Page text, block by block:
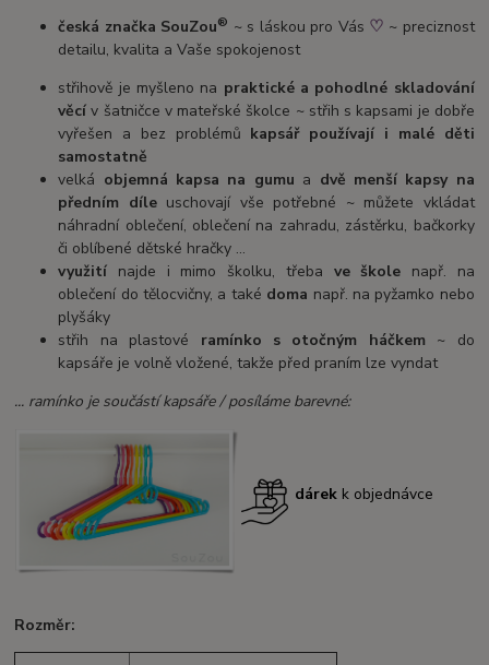
česká značka SouZou® ~ s láskou pro Vás ♡ ~ preciznost
detailu, kvalita a Vaše spokojenost
střihově je myšleno na praktické a pohodlné skladování
věcív šatničce v mateřské školce ~ střih s kapsami je dobře
vyřešen a bez problémů kapsář používají i malé děti
samostatně
velká objemná kapsa na gumu a dvě menší kapsy na
předním díle uschovají vše potřebné ~ můžete vkládat
náhradní oblečení, oblečení na zahradu, zástěrku, bačkorky
či oblíbené dětské hračky ...
využití najde i mimo školku, třeba ve škole např. na
oblečení do tělocvičny, a také doma např. na pyžamko nebo
plyšáky
střih na plastové ramínko s otočným háčkem ~ do
kapsáře je volně vložené, takže před praním lze vyndat
... ramínko je součástí kapsáře / posíláme barevné:
dárek k objednávce
Rozměr: